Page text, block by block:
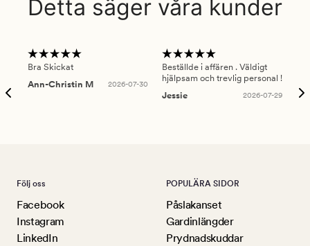
Detta säger våra kunder
Bra Skickat
Ann-Christin M
2026-07-30
Beställde i affären . Väldigt
hjälpsam och trevlig personal !
Jessie
2026-07-29
Följ oss
Facebook
Instagram
LinkedIn
POPULÄRA SIDOR
Påslakanset
Gardinlängder
Prydnadskuddar